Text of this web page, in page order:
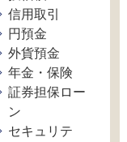
信用取引
円預金
外貨預金
年金・保険
証券担保ロー
ン
セキュリテ